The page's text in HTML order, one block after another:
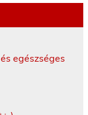
egészséges